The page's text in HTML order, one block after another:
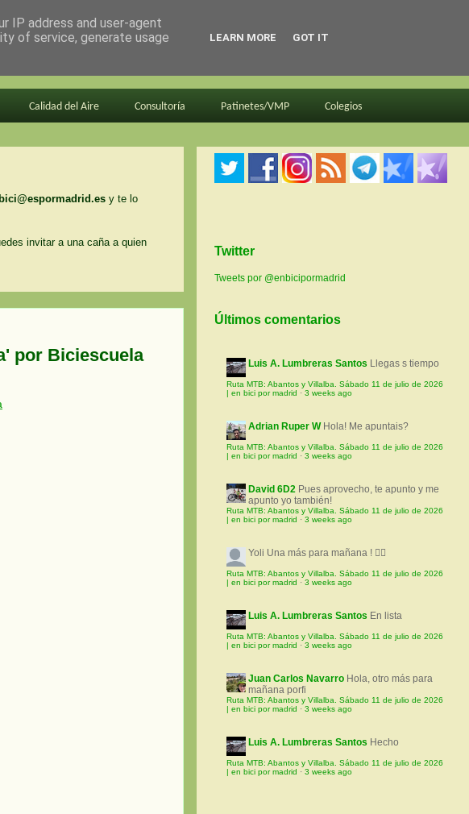
Calidad del Aire Consultoría Patinetes/VMP Colegios
y te lo
invitar a una caña a quien
por Biciescuela
Twitter
Tweets por @enbicipormadrid
Últimos comentarios
Luis A. Lumbreras Santos Llegas s tiempo
Ruta MTB: Abantos y Villalba. Sábado 11 de julio de 2026
| en bici por madrid · 3 weeks ago
Adrian Ruper W Hola! Me apuntais?
Ruta MTB: Abantos y Villalba. Sábado 11 de julio de 2026
| en bici por madrid · 3 weeks ago
David 6D2 Pues aprovecho, te apunto y me
apunto yo también!
Ruta MTB: Abantos y Villalba. Sábado 11 de julio de 2026
| en bici por madrid · 3 weeks ago
Yoli Una más para mañana ! 🚵‍♀️
Ruta MTB: Abantos y Villalba. Sábado 11 de julio de 2026
| en bici por madrid · 3 weeks ago
Luis A. Lumbreras Santos En lista
Ruta MTB: Abantos y Villalba. Sábado 11 de julio de 2026
| en bici por madrid · 3 weeks ago
Juan Carlos Navarro Hola, otro más para
mañana porfi
Ruta MTB: Abantos y Villalba. Sábado 11 de julio de 2026
| en bici por madrid · 3 weeks ago
Luis A. Lumbreras Santos Hecho
Ruta MTB: Abantos y Villalba. Sábado 11 de julio de 2026
| en bici por madrid · 3 weeks ago
IP address and user-agent
of service, generate usage
LEARN MORE GOT IT